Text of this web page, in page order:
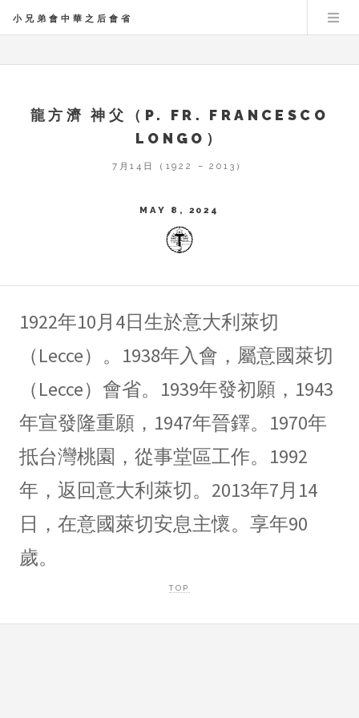
小兄弟會中華之后會省
龍方濟 神父（P. FR. FRANCESCO
LONGO）
7月14日（1922 – 2013）
MAY 8, 2024
1922年10月4日生於意大利萊切
（Lecce）。1938年入會，屬意國萊切
（Lecce）會省。1939年發初願，1943
年宣發隆重願，1947年晉鐸。1970年
抵台灣桃園，從事堂區工作。1992
年，返回意大利萊切。2013年7月14
日，在意國萊切安息主懷。享年90
歲。
TOP